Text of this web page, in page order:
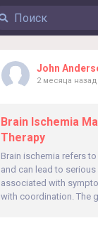
John
2 месяца назад
Brain Ischemia
Therapy
Brain ischemia refers
and can lead to
associated with
with coordination. The